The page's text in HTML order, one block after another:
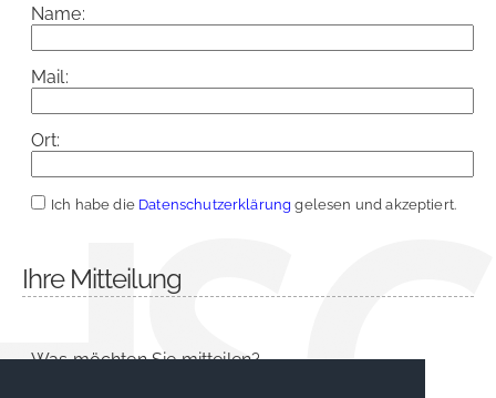
Name:
Mail:
Ort:
Ich habe die Datenschutzerklärung gelesen und akzeptiert.
Ihre Mitteilung
Was möchten Sie mitteilen?